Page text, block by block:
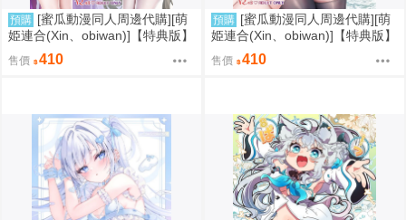
預購 [蜜瓜動漫同人周邊代購][萌
姫連合(Xin、obiwan)]【特典版】
カーニバル44-混浴地獄4 ～覗き
見傀儡の陥落裁判～(崩壞：星穹
售價 410
預購 [蜜瓜動漫同人周邊代購][萌
姫連合(Xin、obiwan)]【特典版】
カーニバル43-混浴地獄3 ～幻月
遊儀の性転換裁判～(崩壞：星穹
售價 410